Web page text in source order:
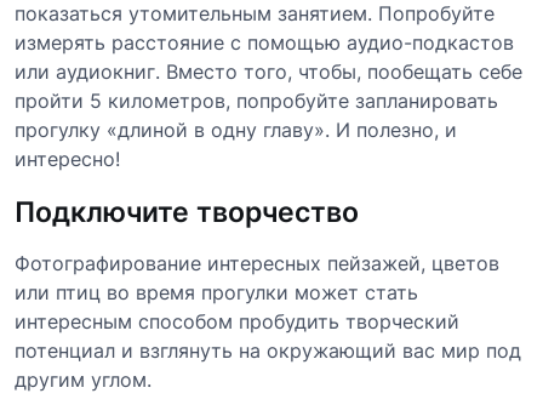
показаться утомительным занятием. Попробуйте
измерять расстояние с помощью аудио-подкастов
или аудиокниг. Вместо того, чтобы, пообещать себе
пройти 5 километров, попробуйте запланировать
прогулку «длиной в одну главу». И полезно, и
интересно!
Подключите творчество
Фотографирование интересных пейзажей, цветов
или птиц во время прогулки может стать
интересным способом пробудить творческий
потенциал и взглянуть на окружающий вас мир под
другим углом.